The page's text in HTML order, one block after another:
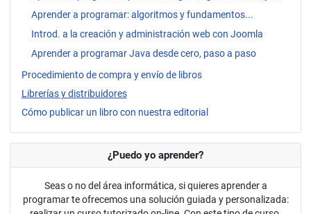
Aprender a programar: algoritmos y fundamentos...
Introd. a la creación y administración web con Joomla
Aprender a programar Java desde cero, paso a paso
Procedimiento de compra y envío de libros
Librerías y distribuidores
Cómo publicar un libro con nuestra editorial
¿Puedo yo aprender?
Seas o no del área informática, si quieres aprender a
programar te ofrecemos una solución guiada y personalizada: